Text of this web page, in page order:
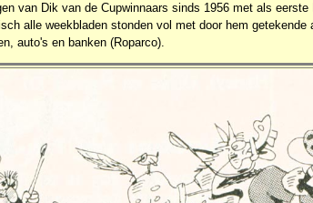
van Dik van de Cupwinnaars sinds 1956 met als
alle weekbladen stonden vol met door hem getekende
auto's en banken (Roparco).